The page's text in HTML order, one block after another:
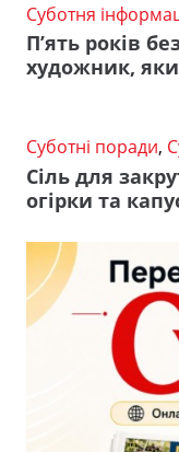
Суботня
П’ять років
художник,
Суботні поради,
Сіль для
огірки та